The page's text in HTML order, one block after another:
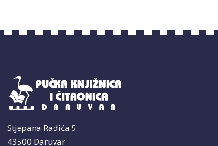
Stjepana Radića 5
43500 Daruvar